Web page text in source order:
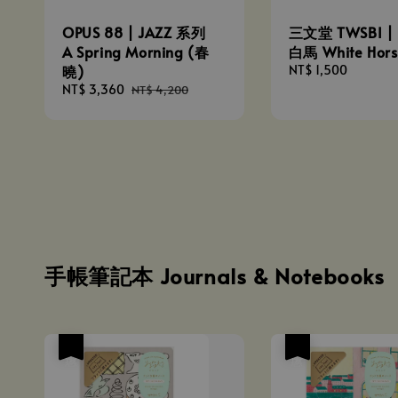
OPUS 88 | JAZZ 系列
A Spring Morning (春
曉)
Sale
NT$ 3,360 Regular
NT$ 4,200
三文堂 TWSBI |
白馬 White
Regular
NT$ 1,500
手帳筆記本 Journals & Notebooks